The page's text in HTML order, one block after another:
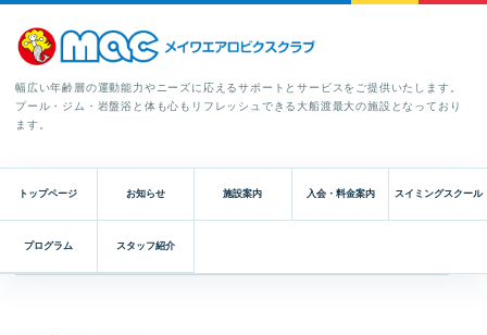
幅広い年齢層の運動能力やニーズに応えるサポートとサービスをご提供いたします。
プール・ジム・岩盤浴と体も心もリフレッシュできる大船渡最大の施設となっており
ます。
トップページ お知らせ 施設案内 入会・料金案内 スイミングスクール
プログラム スタッフ紹介